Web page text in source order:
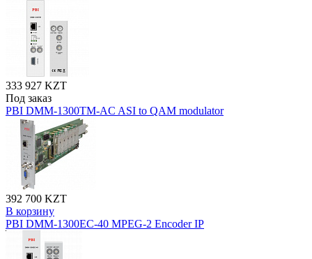
333 927 KZT
Под заказ
PBI DMM-1300TM-AC ASI to QAM modulator
392 700 KZT
В корзину
PBI DMM-1300EC-40 MPEG-2 Encoder IP